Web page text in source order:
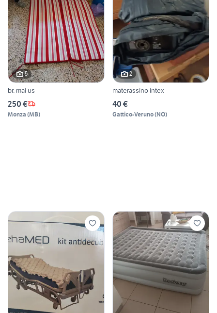
5
br. mai us
250 €
Monza (MB)
2
materassino intex
40 €
Gattico-Veruno(NO)